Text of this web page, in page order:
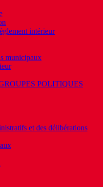
intérieur
municipaux
POLITIQUES
et des délibérations